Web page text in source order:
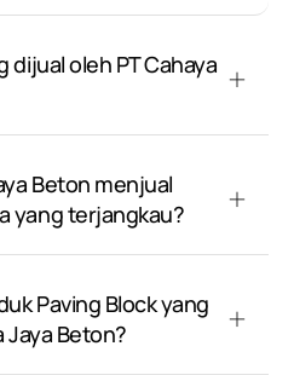
dijual oleh PT Cahaya
Beton menjual
yang terjangkau?
Paving Block yang
Jaya Beton?